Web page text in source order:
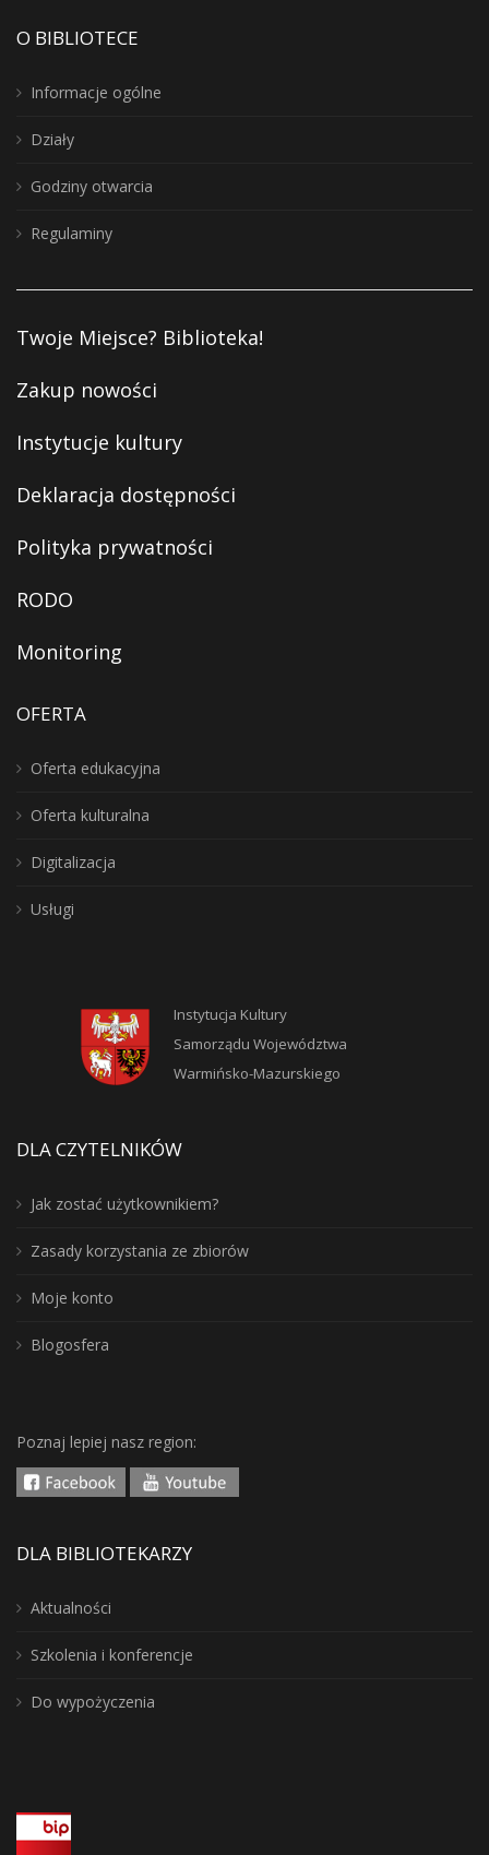
O BIBLIOTECE
Informacje ogólne
Działy
Godziny otwarcia
Regulaminy
Twoje Miejsce? Biblioteka!
Zakup nowości
Instytucje kultury
Deklaracja dostępności
Polityka prywatności
RODO
Monitoring
OFERTA
Oferta edukacyjna
Oferta kulturalna
Digitalizacja
Usługi
Instytucja Kultury
Samorządu Województwa
Warmińsko-Mazurskiego
DLA CZYTELNIKÓW
Jak zostać użytkownikiem?
Zasady korzystania ze zbiorów
Moje konto
Blogosfera
Poznaj lepiej nasz region:
DLA BIBLIOTEKARZY
Aktualności
Szkolenia i konferencje
Do wypożyczenia